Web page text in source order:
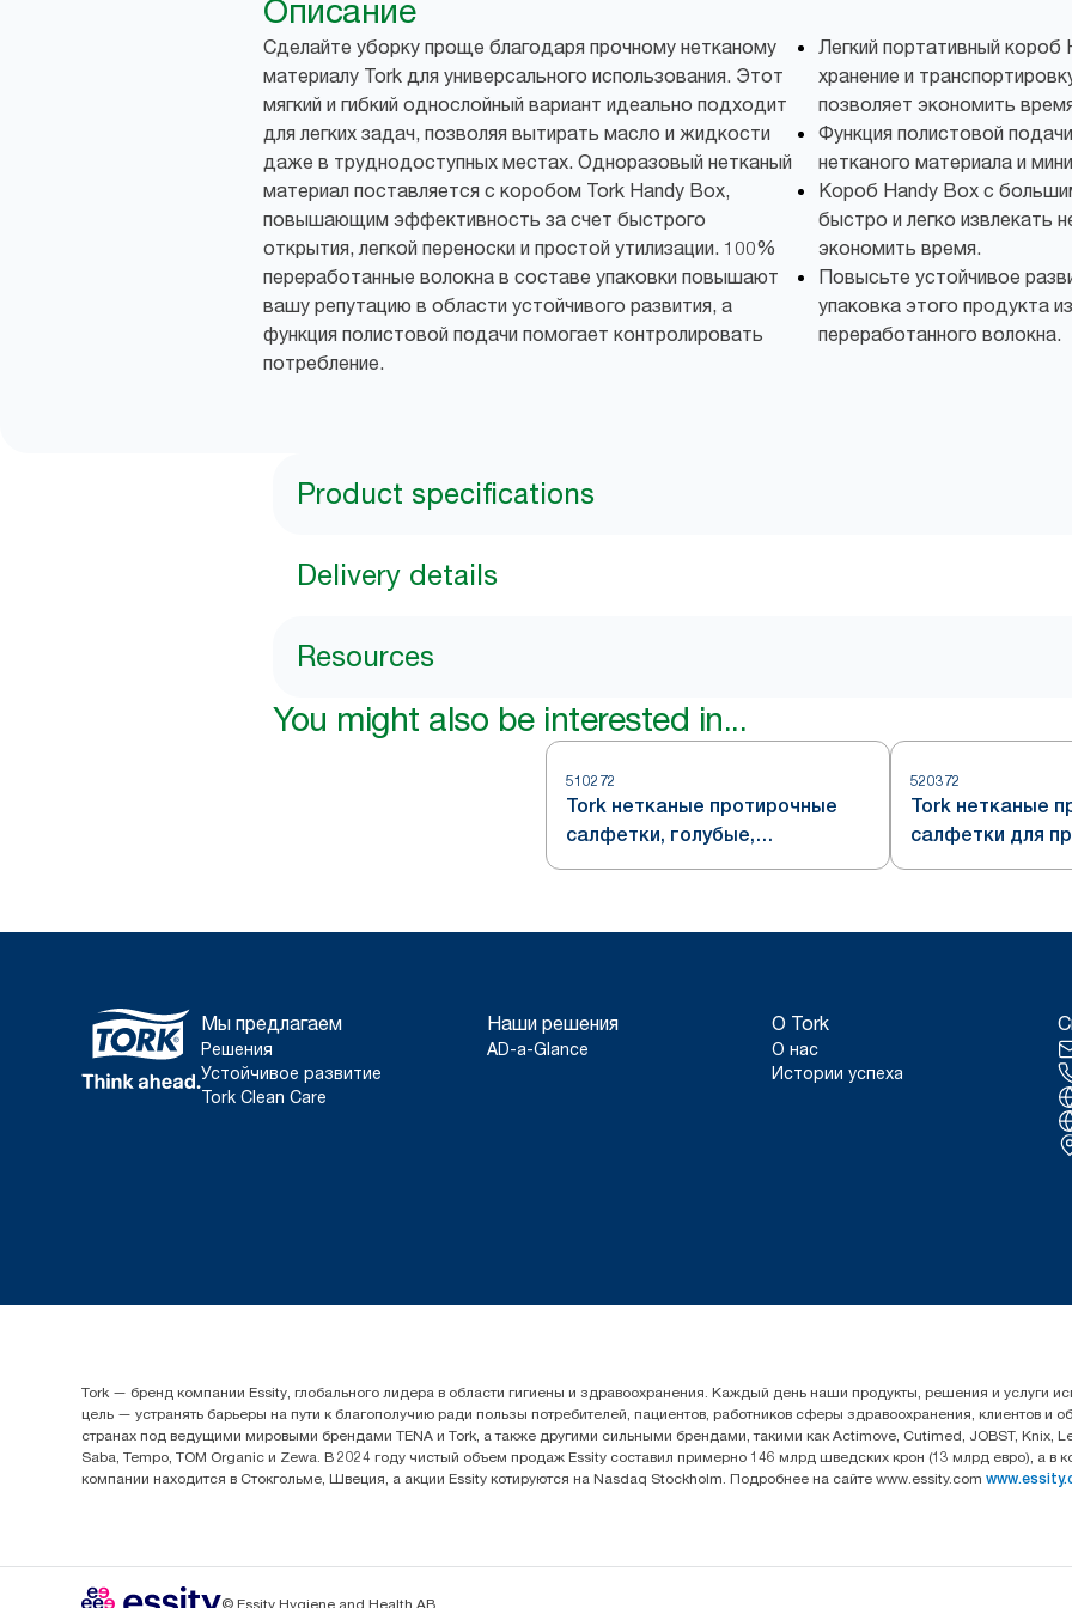
Описание
Сделайте уборку проще благодаря прочному нетканому
материалу Tork для универсального использования. Этот
мягкий и гибкий однослойный вариант идеально подходит
для легких задач, позволяя вытирать масло и жидкости
даже в труднодоступных местах. Одноразовый нетканый
материал поставляется с коробом Tork Handy Box,
повышающим эффективность за счет быстрого
открытия, легкой переноски и простой утилизации. 100%
переработанные волокна в составе упаковки повышают
вашу репутацию в области устойчивого развития, а
функция полистовой подачи помогает контролировать
потребление.
Легкий портативный
хранение и
позволяет экономить
Функция полистовой
нетканого материала и
Короб Handy Box с
быстро и легко извлекать
экономить время.
Повысьте устойчивое
упаковка этого продукта
переработанного волокна.
Product specifications
Delivery details
Resources
You might also be interested in...
510272
Tork нетканые протирочные
салфетки, голубые,
универсальные, система W7
520372
Tork нетканые
салфетки для
предприятий,
Мы предлагаем
Решения
Устойчивое развитие
Tork Clean Care
Наши решения
AD-a-Glance
О Tork
О нас
Истории успеха
Tork — бренд компании Essity, глобального лидера в области гигиены и здравоохранения. Каждый день наши продукты, решения и услуги
цель — устранять барьеры на пути к благополучию ради пользы потребителей, пациентов, работников сферы здравоохранения, клиентов
странах под ведущими мировыми брендами TENA и Tork, а также другими сильными брендами, такими как Actimove, Cutimed, JOBST, Knix,
Saba, Tempo, TOM Organic и Zewa. В 2024 году чистый объем продаж Essity составил примерно 146 млрд шведских крон (13 млрд евро), а в
компании находится в Стокгольме, Швеция, а акции Essity котируются на Nasdaq Stockholm. Подробнее на сайте www.essity.com
© Essity Hygiene and Health AB